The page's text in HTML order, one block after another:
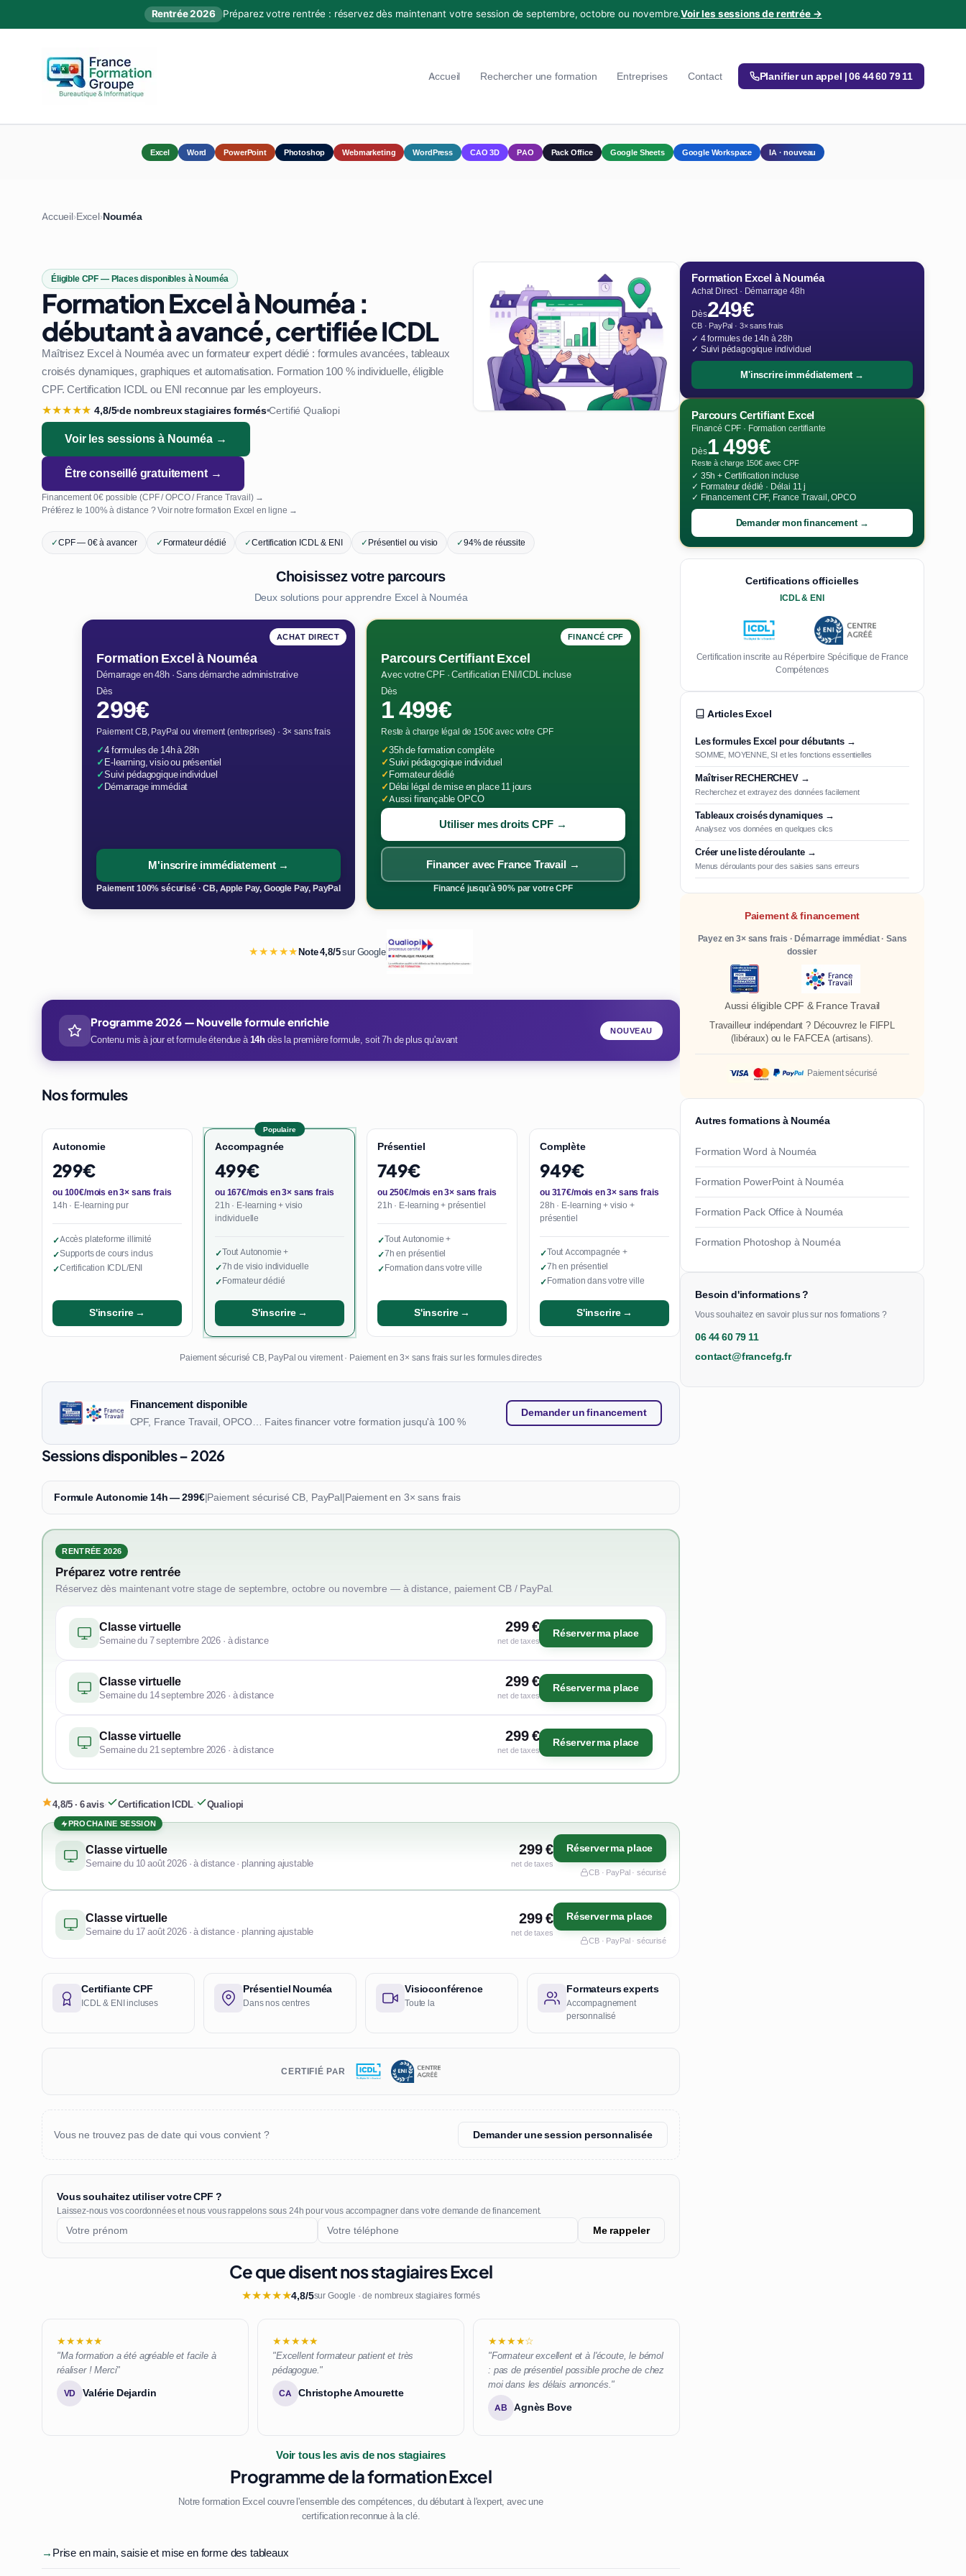
Rentrée 2026 Préparez votre rentrée : réservez dès maintenant votre session de septembre, octobre ou novembre.Voir les sessions de rentrée →
Accueil Rechercher une formation Entreprises Contact Planifier un appel | 06 44 60 79 11
Excel Word PowerPoint Photoshop Webmarketing WordPress CAO 3D PAO Pack Office Google Sheets Google Workspace IA · nouveau
Accueil›Excel›Nouméa
Éligible CPF — Places disponibles à Nouméa
Formation Excel à Nouméa :
débutant à avancé, certifiée ICDL
Maîtrisez Excel à Nouméa avec un formateur expert dédié : formules avancées, tableaux
croisés dynamiques, graphiques et automatisation. Formation 100 % individuelle, éligible
CPF. Certification ICDL ou ENI reconnue par les employeurs.
★★★★★ 4,8/5•de nombreux stagiaires formés•Certifié Qualiopi
Voir les sessions à Nouméa →
Être conseillé gratuitement →
Financement 0€ possible (CPF / OPCO / France Travail) →
Préférez le 100% à distance ? Voir notre formation Excel en ligne →
✓CPF — 0€ à avancer ✓Formateur dédié ✓Certification ICDL & ENI ✓Présentiel ou visio ✓94% de réussite
Choisissez votre parcours
Deux solutions pour apprendre Excel à Nouméa
ACHAT DIRECT
Formation Excel à Nouméa
Démarrage en 48h · Sans démarche administrative
Dès
299€
Paiement CB, PayPal ou virement (entreprises) · 3× sans frais
✓4 formules de 14h à 28h
✓E-learning, visio ou présentiel
✓Suivi pédagogique individuel
✓Démarrage immédiat
M'inscrire immédiatement →
Paiement 100% sécurisé · CB, Apple Pay, Google Pay, PayPal
FINANCÉ CPF
Parcours Certifiant Excel
Avec votre CPF · Certification ENI/ICDL incluse
Dès
1 499€
Reste à charge légal de 150€ avec votre CPF
✓35h de formation complète
✓Suivi pédagogique individuel
✓Formateur dédié
✓Délai légal de mise en place 11 jours
✓Aussi finançable OPCO
Utiliser mes droits CPF →
Financer avec France Travail →
Financé jusqu'à 90% par votre CPF
★★★★★Note 4,8/5sur Google
Programme 2026 — Nouvelle formule enrichie
Contenu mis à jour et formule étendue à14hdès la première formule, soit 7h de plus qu'avant
NOUVEAU
Nos formules
Autonomie
299€
ou 100€/mois en 3× sans frais
14h · E-learning pur
✓Accès plateforme illimité
✓Supports de cours inclus
✓Certification ICDL/ENI
S'inscrire →
Populaire
Accompagnée
499€
ou 167€/mois en 3× sans frais
21h · E-learning + visio
individuelle
✓Tout Autonomie +
✓7h de visio individuelle
✓Formateur dédié
S'inscrire →
Présentiel
749€
ou 250€/mois en 3× sans frais
21h · E-learning + présentiel
✓Tout Autonomie +
✓7h en présentiel
✓Formation dans votre ville
S'inscrire →
Complète
949€
ou 317€/mois en 3× sans frais
28h · E-learning + visio +
présentiel
✓Tout Accompagnée +
✓7h en présentiel
✓Formation dans votre ville
S'inscrire →
Paiement sécurisé CB, PayPal ou virement · Paiement en 3× sans frais sur les formules directes
Financement disponible
CPF, France Travail, OPCO… Faites financer votre formation jusqu'à 100 %
Demander un financement
Sessions disponibles – 2026
Formule Autonomie 14h — 299€|Paiement sécurisé CB, PayPal|Paiement en 3× sans frais
RENTRÉE 2026
Préparez votre rentrée
Réservez dès maintenant votre stage de septembre, octobre ou novembre — à distance, paiement CB / PayPal.
Classe virtuelle
Semaine du 7 septembre 2026 · à distance
299 €
net de taxes
Réserver ma place
Classe virtuelle
Semaine du 14 septembre 2026 · à distance
299 €
net de taxes
Réserver ma place
Classe virtuelle
Semaine du 21 septembre 2026 · à distance
299 €
net de taxes
Réserver ma place
4,8/5 · 6 avis· Certification ICDL· Qualiopi
PROCHAINE SESSION
Classe virtuelle
Semaine du 10 août 2026 · à distance · planning ajustable
299 €
net de taxes
Réserver ma place
CB · PayPal · sécurisé
Classe virtuelle
Semaine du 17 août 2026 · à distance · planning ajustable
299 €
net de taxes
Réserver ma place
CB · PayPal · sécurisé
Certifiante CPF
ICDL & ENI incluses
Présentiel Nouméa
Dans nos centres
Visioconférence
Toute la
Formateurs experts
Accompagnement
personnalisé
CERTIFIÉ PAR
Vous ne trouvez pas de date qui vous convient ? Demander une session personnalisée
Vous souhaitez utiliser votre CPF ?
Laissez-nous vos coordonnées et nous vous rappelons sous 24h pour vous accompagner dans votre demande de financement.
Me rappeler
Ce que disent nos stagiaires Excel
★★★★★4,8/5sur Google · de nombreux stagiaires formés
★★★★★
"Ma formation a été agréable et facile à
réaliser ! Merci"
VD Valérie Dejardin
★★★★★
"Excellent formateur patient et très
pédagogue."
CA Christophe Amourette
★★★★☆
"Formateur excellent et à l'écoute, le bémol
: pas de présentiel possible proche de chez
moi dans les délais annoncés."
AB Agnès Bove
Voir tous les avis de nos stagiaires
Programme de la formation Excel
Notre formation Excel couvre l'ensemble des compétences, du débutant à l'expert, avec une
certification reconnue à la clé.
→ Prise en main, saisie et mise en forme des tableaux
Formation Excel à Nouméa
Achat Direct · Démarrage 48h
Dès249€
CB · PayPal · 3× sans frais
✓ 4 formules de 14h à 28h
✓ Suivi pédagogique individuel
M'inscrire immédiatement →
Parcours Certifiant Excel
Financé CPF · Formation certifiante
Dès1 499€
Reste à charge 150€ avec CPF
✓ 35h + Certification incluse
✓ Formateur dédié · Délai 11 j
✓ Financement CPF, France Travail, OPCO
Demander mon financement →
Certifications officielles
ICDL & ENI
Certification inscrite au Répertoire Spécifique de France
Compétences
Articles Excel
Les formules Excel pour débutants →
SOMME, MOYENNE, SI et les fonctions essentielles
Maîtriser RECHERCHEV →
Recherchez et extrayez des données facilement
Tableaux croisés dynamiques →
Analysez vos données en quelques clics
Créer une liste déroulante →
Menus déroulants pour des saisies sans erreurs
Paiement & financement
Payez en 3× sans frais · Démarrage immédiat · Sans
dossier
Aussi éligible CPF & France Travail
Travailleur indépendant ? Découvrez le FIFPL
(libéraux) ou le FAFCEA (artisans).
Paiement sécurisé
Autres formations à Nouméa
Formation Word à Nouméa
Formation PowerPoint à Nouméa
Formation Pack Office à Nouméa
Formation Photoshop à Nouméa
Besoin d'informations ?
Vous souhaitez en savoir plus sur nos formations ?
06 44 60 79 11
contact@francefg.fr